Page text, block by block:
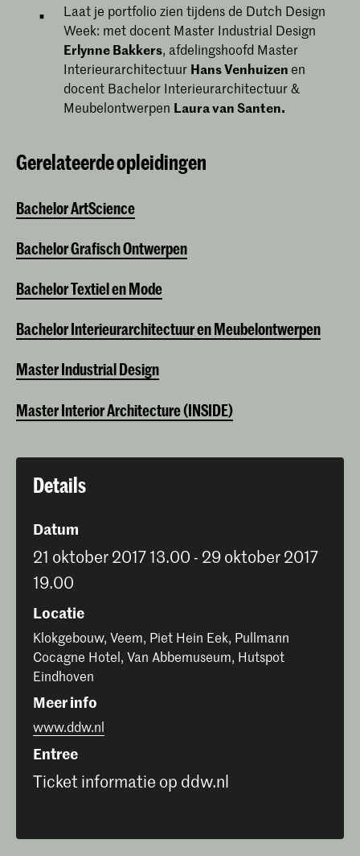
Laat je portfolio zien tijdens de Dutch Design
Week: met docent Master Industrial Design
Erlynne Bakkers, afdelingshoofd Master
Interieurarchitectuur Hans Venhuizen en
docent Bachelor Interieurarchitectuur &
Meubelontwerpen Laura van Santen.
Gerelateerde opleidingen
Bachelor ArtScience
Bachelor Grafisch Ontwerpen
Bachelor Textiel en Mode
Bachelor Interieurarchitectuur en Meubelontwerpen
Master Industrial Design
Master Interior Architecture (INSIDE)
Details
Datum
21 oktober 2017 13.00 - 29 oktober 2017
19.00
Locatie
Klokgebouw, Veem, Piet Hein Eek, Pullmann
Cocagne Hotel, Van Abbemuseum, Hutspot
Eindhoven
Meer info
www.ddw.nl
Entree
Ticket informatie op ddw.nl